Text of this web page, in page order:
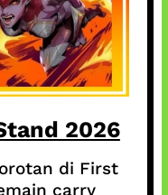
2026
di First
carry